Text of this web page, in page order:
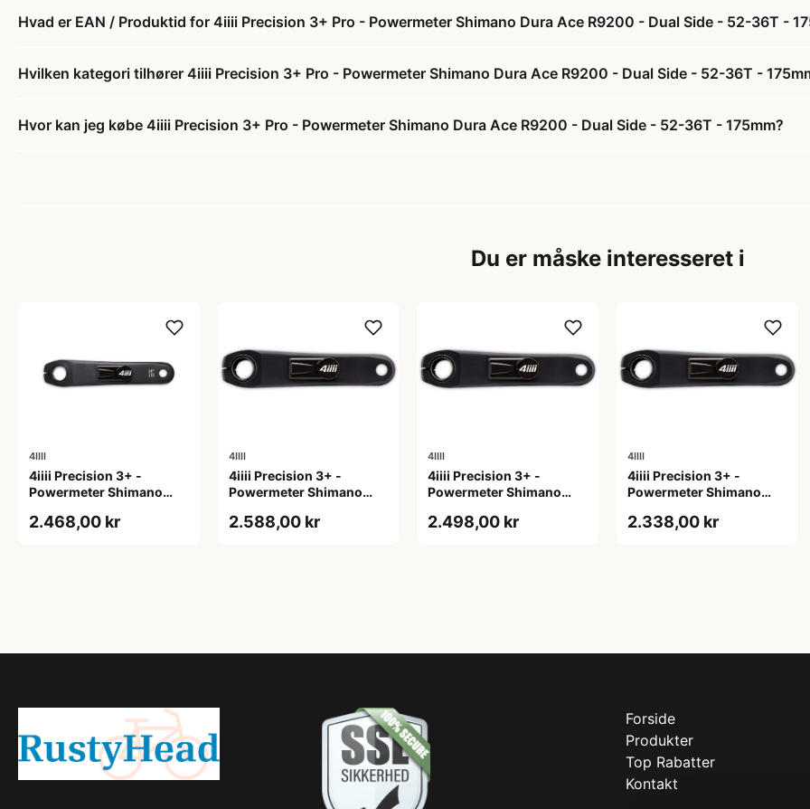
Hvad er EAN / Produktid for 4iiii Precision 3+ Pro - Powermeter Shimano Dura Ace R9200 - Dual Side - 52-36T -
Hvilken kategori tilhører 4iiii Precision 3+ Pro - Powermeter Shimano Dura Ace R9200 - Dual Side - 52-36T -
Hvor kan jeg købe 4iiii Precision 3+ Pro - Powermeter Shimano Dura Ace R9200 - Dual Side - 52-36T - 175mm?
Du er måske interesseret i
4IIII
4iiii Precision 3+ -
Powermeter Shimano
172,5mm
2.468,00 kr
4IIII
4iiii Precision 3+ -
Powermeter Shimano
165mm
2.588,00 kr
4IIII
4iiii Precision 3+ -
Powermeter Shimano
170mm
2.498,00 kr
4IIII
4iiii Precision 3+ -
Powermeter Shimano
172,5mm
2.338,00 kr
Forside
Produkter
Top Rabatter
Kontakt